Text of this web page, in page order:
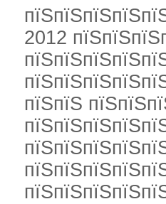
2012
пїЅпїЅ